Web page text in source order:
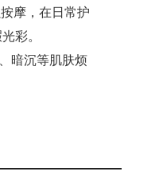
摩，在日常护
彩。
暗沉等肌肤烦